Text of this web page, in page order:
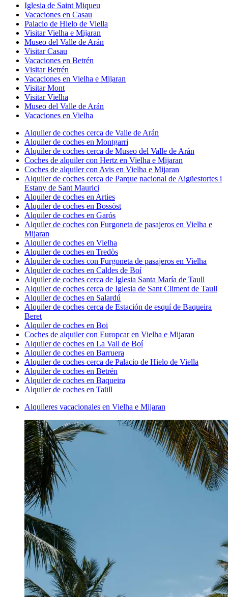
Iglesia de Saint Miqueu
Vacaciones en Casau
Palacio de Hielo de Viella
Visitar Vielha e Mijaran
Museo del Valle de Arán
Visitar Casau
Vacaciones en Betrén
Visitar Betrén
Vacaciones en Vielha e Mijaran
Visitar Mont
Visitar Vielha
Museo del Valle de Arán
Vacaciones en Vielha
Alquiler de coches cerca de Valle de Arán
Alquiler de coches en Montgarri
Alquiler de coches cerca de Museo del Valle de Arán
Coches de alquiler con Hertz en Vielha e Mijaran
Coches de alquiler con Avis en Vielha e Mijaran
Alquiler de coches cerca de Parque nacional de Aigüestortes i
Estany de Sant Maurici
Alquiler de coches en Arties
Alquiler de coches en Bossòst
Alquiler de coches en Garós
Alquiler de coches con Furgoneta de pasajeros en Vielha e
Mijaran
Alquiler de coches en Vielha
Alquiler de coches en Tredòs
Alquiler de coches con Furgoneta de pasajeros en Vielha
Alquiler de coches en Caldes de Boí
Alquiler de coches cerca de Iglesia Santa María de Taull
Alquiler de coches cerca de Iglesia de Sant Climent de Taull
Alquiler de coches en Salardú
Alquiler de coches cerca de Estación de esquí de Baqueira
Beret
Alquiler de coches en Boi
Coches de alquiler con Europcar en Vielha e Mijaran
Alquiler de coches en La Vall de Boí
Alquiler de coches en Barruera
Alquiler de coches cerca de Palacio de Hielo de Viella
Alquiler de coches en Betrén
Alquiler de coches en Baqueira
Alquiler de coches en Taüll
Alquileres vacacionales en Vielha e Mijaran